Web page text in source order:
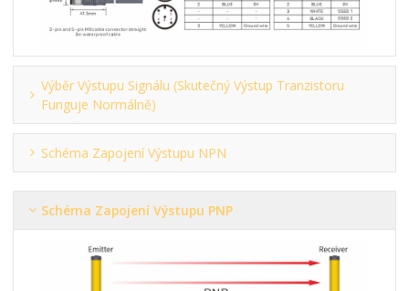
Výběr Výstupu Signálu (skutečný Výstup Tranzistoru
Funguje Normálně)
Schéma Zapojení Výstupu NPN
Schéma Zapojení Výstupu PNP